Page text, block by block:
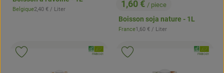
, Origine:
Belgique, Prix de référence:
2,40 € / Liter , Prix:
1,60 € / piece
Boisson soja nature - 1L
, Origine:
France, Prix de référence:
1,60 € / Liter
, Association:
, Autorité de contrôle:
FR-BIO-01
Ajouter le produit aux favoris
, , Autorité de contrôle:
FR-BIO-01
Ajouter le produit aux favoris